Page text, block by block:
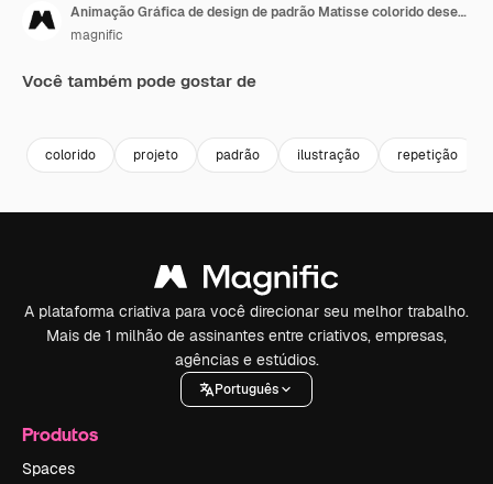
Animação Gráfica de design de padrão Matisse colorido desenhado à mão
magnific
Você também pode gostar de
colorido projeto padrão ilustração repetição
A plataforma criativa para você direcionar seu melhor trabalho.
Mais de 1 milhão de assinantes entre criativos, empresas,
agências e estúdios.
Português
Produtos
Spaces